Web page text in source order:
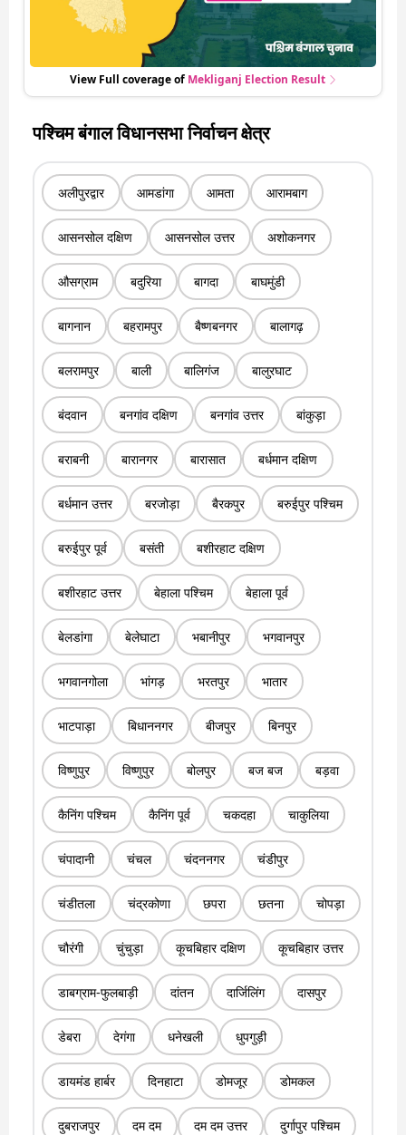
View Full coverage of Mekliganj Election Result
पश्चिम बंगाल विधानसभा निर्वाचन क्षेत्र
अलीपुरद्वार आमडांगा आमता आरामबाग
आसनसोल दक्षिण आसनसोल उत्तर अशोकनगर
औसग्राम बदुरिया बागदा बाघमुंडी
बागनान बहरामपुर बैष्णबनगर बालागढ़
बलरामपुर बाली बालिगंज बालुरघाट
बंदवान बनगांव दक्षिण बनगांव उत्तर बांकुड़ा
बराबनी बारानगर बारासात बर्धमान दक्षिण
बर्धमान उत्तर बरजोड़ा बैरकपुर बरुईपुर पश्चिम
बरुईपुर पूर्व बसंती बशीरहाट दक्षिण
बशीरहाट उत्तर बेहाला पश्चिम बेहाला पूर्व
बेलडांगा बेलेघाटा भबानीपुर भगवानपुर
भगवानगोला भांगड़ भरतपुर भातार
भाटपाड़ा बिधाननगर बीजपुर बिनपुर
विष्णुपुर विष्णुपुर बोलपुर बज बज बड़वा
कैनिंग पश्चिम कैनिंग पूर्व चकदहा चाकुलिया
चंपादानी चंचल चंदननगर चंडीपुर
चंडीतला चंद्रकोणा छपरा छतना चोपड़ा
चौरंगी चुंचुड़ा कूचबिहार दक्षिण कूचबिहार उत्तर
डाबग्राम-फुलबाड़ी दांतन दार्जिलिंग दासपुर
डेबरा देगंगा धनेखली धुपगुड़ी
डायमंड हार्बर दिनहाटा डोमजूर डोमकल
दुबराजपुर दम दम दम दम उत्तर दुर्गापुर पश्चिम